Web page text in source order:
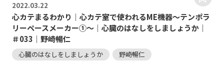
2022.03.22
心カテまるわかり｜心カテ室で使われるME機器～テンポラ
リーペースメーカー①～｜心臓のはなしをしましょうか｜
＃033｜野崎暢仁
心臓のはなしをしましょうか 野崎暢仁